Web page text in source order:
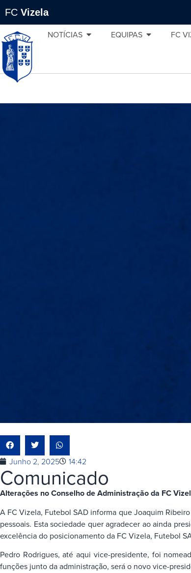
FC Vizela
NOTÍCIAS EQUIPAS FC
Junho 2, 2025 14:42
Comunicado
Alterações no Conselho de Administração da FC
A FC Vizela, Futebol SAD informa que Joaquim
pessoais. Esta sociedade quer agradecer ao ainda
excelência do posicionamento da FC Vizela, Futebol
Pedro Rodrigues, até aqui vice-presidente, foi
funções junto da administração, será o novo vice-